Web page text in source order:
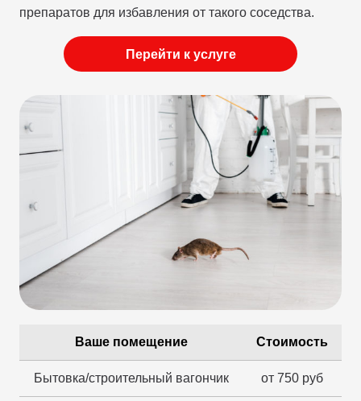
препаратов для избавления от такого соседства.
Перейти к услуге
Ваше помещение Стоимость
Бытовка/строительный вагончик от 750 руб